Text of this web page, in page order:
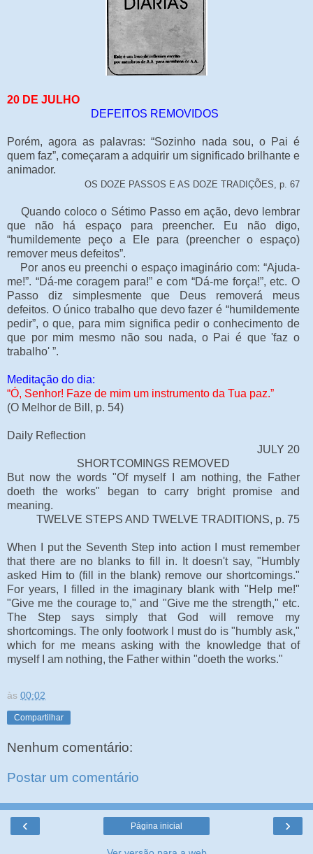
20 DE JULHO
DEFEITOS REMOVIDOS
Porém, agora as palavras: “Sozinho nada sou, o Pai é
quem faz”, começaram a adquirir um significado brilhante e
animador.
OS DOZE PASSOS E AS DOZE TRADIÇÕES, p. 67
Quando coloco o Sétimo Passo em ação, devo lembrar
que não há espaço para preencher. Eu não digo,
“humildemente peço a Ele para (preencher o espaço)
remover meus defeitos”.
Por anos eu preenchi o espaço imaginário com: “Ajuda-
me!”. “Dá-me coragem para!” e com “Dá-me força!”, etc. O
Passo diz simplesmente que Deus removerá meus
defeitos. O único trabalho que devo fazer é “humildemente
pedir”, o que, para mim significa pedir o conhecimento de
que por mim mesmo não sou nada, o Pai é que 'faz o
trabalho' ”.
Meditação do dia:
“Ó, Senhor! Faze de mim um instrumento da Tua paz.”
(O Melhor de Bill, p. 54)
Daily Reflection
JULY 20
SHORTCOMINGS REMOVED
But now the words "Of myself I am nothing, the Father
doeth the works" began to carry bright promise and
meaning.
TWELVE STEPS AND TWELVE TRADITIONS, p. 75
When I put the Seventh Step into action I must remember
that there are no blanks to fill in. It doesn't say, "Humbly
asked Him to (fill in the blank) remove our shortcomings."
For years, I filled in the imaginary blank with "Help me!"
"Give me the courage to," and "Give me the strength," etc.
The Step says simply that God will remove my
shortcomings. The only footwork I must do is "humbly ask,"
which for me means asking with the knowledge that of
myself I am nothing, the Father within "doeth the works."
às 00:02
Compartilhar
Nenhum comentário:
Postar um comentário
‹ ›
Página inicial